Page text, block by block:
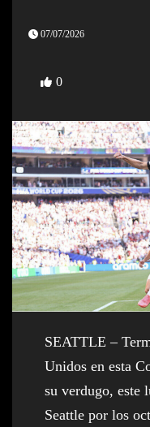
07/07/2026
0
SEATTLE –
Unidos en esta
su verdugo, este
Seattle por los